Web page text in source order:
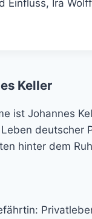
Keller
ist Johannes
deutscher
hinter dem